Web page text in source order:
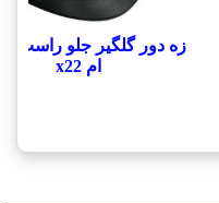
زه دور گلگیر جلو راست
ام x22